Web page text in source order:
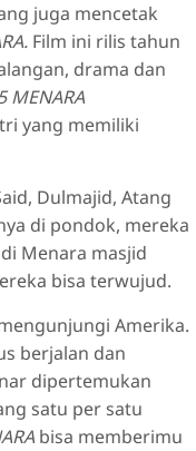
juga mencetak
Film ini rilis tahun
drama dan
MENARA
yang memiliki
Dulmajid, Atang
di pondok, mereka
Menara masjid
bisa terwujud.
Amerika.
berjalan dan
dipertemukan
satu per satu
bisa memberimu